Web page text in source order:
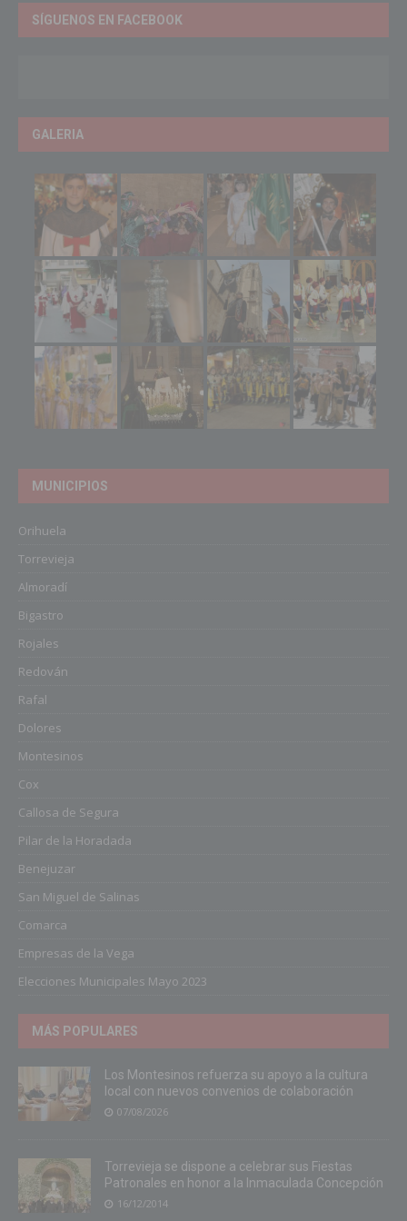
SÍGUENOS EN FACEBOOK
GALERIA
MUNICIPIOS
Orihuela
Torrevieja
Almoradí
Bigastro
Rojales
Redován
Rafal
Dolores
Montesinos
Cox
Callosa de Segura
Pilar de la Horadada
Benejuzar
San Miguel de Salinas
Comarca
Empresas de la Vega
Elecciones Municipales Mayo 2023
MÁS POPULARES
Los Montesinos refuerza su apoyo a la cultura
local con nuevos convenios de colaboración
07/08/2026
Torrevieja se dispone a celebrar sus Fiestas
Patronales en honor a la Inmaculada Concepción
16/12/2014